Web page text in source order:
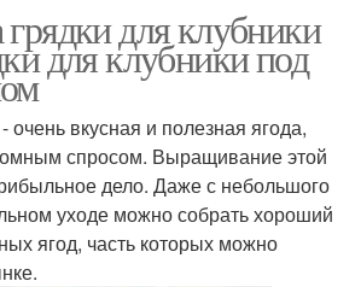
для клубники
для клубники под
очень вкусная и полезная ягода,
спросом. Выращивание этой
дело. Даже с небольшого
уходе можно собрать хороший
ягод, часть которых можно